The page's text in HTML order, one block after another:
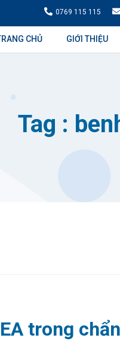
0769 115 115
CHỦ GIỚI THIỆU
Tag :
trong